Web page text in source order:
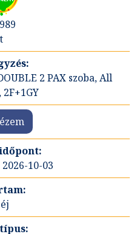
2 PAX szoba, All
10-03